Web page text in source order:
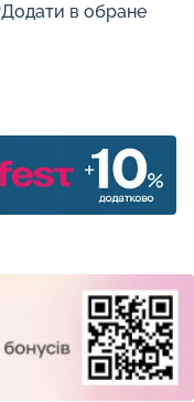
Додати в обране